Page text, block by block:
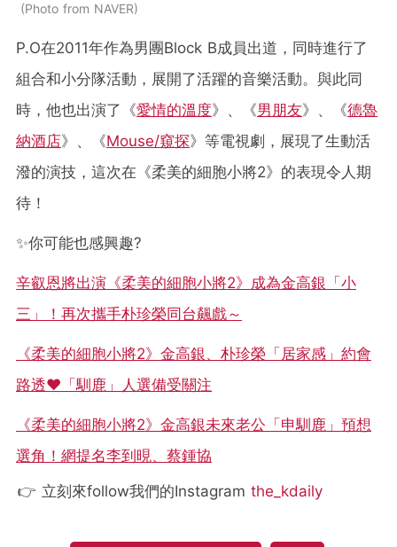
Photo from NAVER
P.O在2011年作為男團Block B成員出道，同時進行了
組合和小分隊活動，展開了活躍的音樂活動。與此同
時，他也出演了《愛情的溫度》、《男朋友》、《德魯
納酒店》、《Mouse/窺探》等電視劇，展現了生動活
潑的演技，這次在《柔美的細胞小將2》的表現令人期
待！
✨你可能也感興趣?
辛叡恩將出演《柔美的細胞小將2》成為金高銀「小
三」！再次攜手朴珍榮同台飆戲～
《柔美的細胞小將2》金高銀、朴珍榮「居家感」約會
路透♥「馴鹿」人選備受關注
《柔美的細胞小將2》金高銀未來老公「申馴鹿」預想
選角！網提名李到晛、蔡鍾協
👉 立刻來follow我們的Instagram the_kdaily